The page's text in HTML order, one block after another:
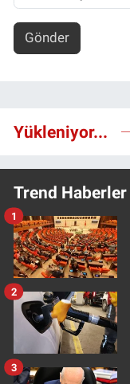
Gönder
Yükleniyor...
Trend Haberler
1
2
3